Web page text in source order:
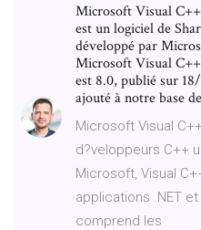
Microsoft Visual
est un logiciel de
développé par
Microsoft Visual
est 8.0, publié sur
ajouté à notre base
Microsoft Visual
d?veloppeurs C++
Microsoft, Visual
applications .NET
comprend les